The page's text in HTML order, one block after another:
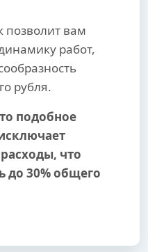
вам
работ,
рубля.
подобное
что
до 30% общего